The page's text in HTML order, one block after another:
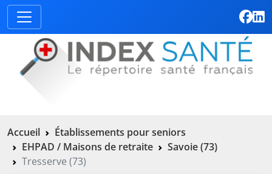
Accueil
Établissements pour seniors
EHPAD / Maisons de retraite
Savoie (73)
Tresserve (73)